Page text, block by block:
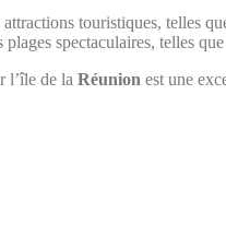
touristiques, telles
spectaculaires, telles
l’île de la Réunion est une